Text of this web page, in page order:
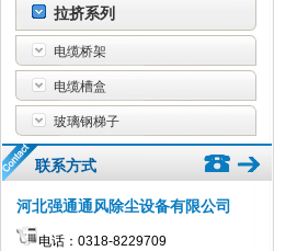
拉挤系列
电缆桥架
电缆槽盒
玻璃钢梯子
联系方式
河北强通通风除尘设备有限公司
电话：0318-8229709